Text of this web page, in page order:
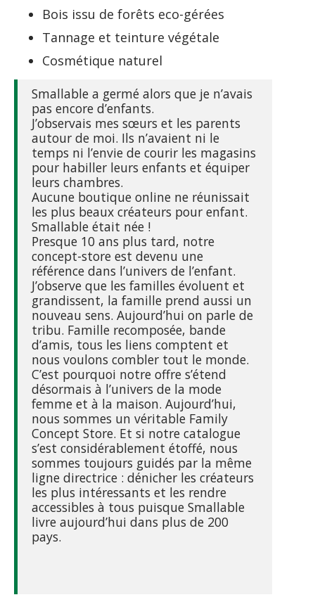
Bois issu de forêts eco-gérées
Tannage et teinture végétale
Cosmétique naturel
Smallable a germé alors que je n’avais
pas encore d’enfants.
J’observais mes sœurs et les parents
autour de moi. Ils n’avaient ni le
temps ni l’envie de courir les magasins
pour habiller leurs enfants et équiper
leurs chambres.
Aucune boutique online ne réunissait
les plus beaux créateurs pour enfant.
Smallable était née !
Presque 10 ans plus tard, notre
concept-store est devenu une
référence dans l’univers de l’enfant.
J’observe que les familles évoluent et
grandissent, la famille prend aussi un
nouveau sens. Aujourd’hui on parle de
tribu. Famille recomposée, bande
d’amis, tous les liens comptent et
nous voulons combler tout le monde.
C’est pourquoi notre offre s’étend
désormais à l’univers de la mode
femme et à la maison. Aujourd’hui,
nous sommes un véritable Family
Concept Store. Et si notre catalogue
s’est considérablement étoffé, nous
sommes toujours guidés par la même
ligne directrice : dénicher les créateurs
les plus intéressants et les rendre
accessibles à tous puisque Smallable
livre aujourd’hui dans plus de 200
pays.